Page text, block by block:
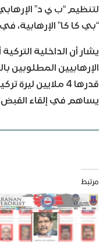
لتنظيم “ب ي د”
“بي كا كا” الإرهابية،
يشار أن الداخلية
الإرهابيين المطلوبين
قدرها 4 ملايين
يساهم في إلقاء
مرتبط